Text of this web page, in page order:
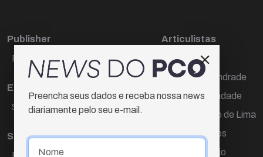
Publisher
Paulo Cesar de Oliveira
Editora Chefe
Sueli Cotta
Sub-editora
Articulistas
Décio Freire
Dr Marcos Andrade
Hamilton Trindade
Igor Carvalho de Lima
Mario Campos
Renata Araújo
Preencha seus dados e receba nossa news
diariamente pelo seu e-mail.